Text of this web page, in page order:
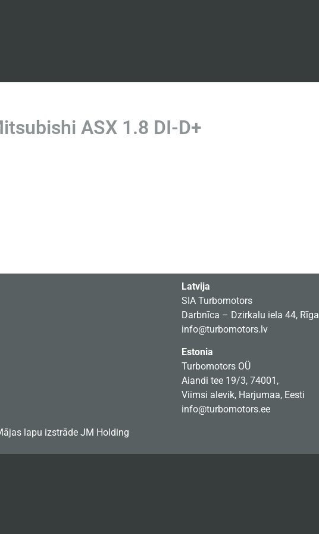
ASX 1.8 DI-D+
lapu izstrāde JM Holding
Latvija
SIA Turbomotors
Darbnīca – Dzirkalu iela 44, Rīga
info@turbomotors.lv
Estonia
Turbomotors OÜ
Aiandi tee 19/3, 74001,
Viimsi alevik, Harjumaa, Eesti
info@turbomotors.ee